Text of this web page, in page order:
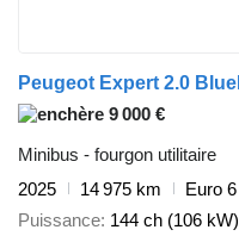
9 000 €
Minibus - fourgon utilitaire
2025
14 975 km
Euro 6
Puissance 144 ch (106 kW)